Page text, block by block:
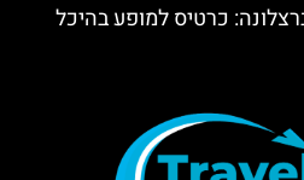
כרטיס למופע בהיכל